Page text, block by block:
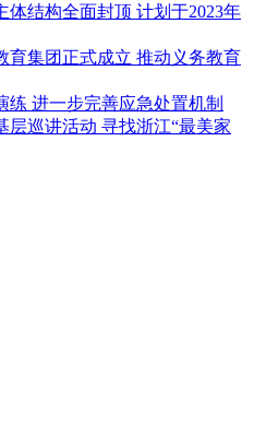
体结构全面封顶 计划于2023年
育集团正式成立 推动义务教育
练 进一步完善应急处置机制
层巡讲活动 寻找浙江“最美家